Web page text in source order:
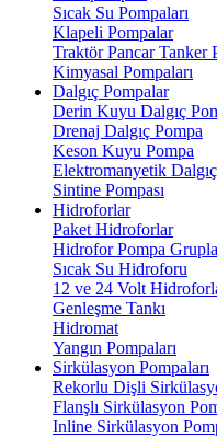
Sıcak Su Pompaları
Klapeli Pompalar
Traktör Pancar Tanker
Kimyasal Pompaları
Dalgıç Pompalar
Derin Kuyu Dalgıç
Drenaj Dalgıç Pompa
Keson Kuyu Pompa
Elektromanyetik
Sintine Pompası
Hidroforlar
Paket Hidroforlar
Hidrofor Pompa
Sıcak Su Hidroforu
12 ve 24 Volt
Genleşme Tankı
Hidromat
Yangın Pompaları
Sirkülasyon Pompaları
Rekorlu Dişli
Flanşlı Sirkülasyon
Inline Sirkülasyon